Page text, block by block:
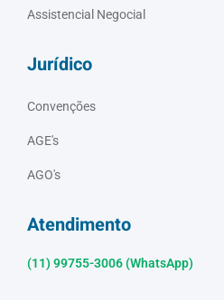
Assistencial Negocial
Jurídico
Convenções
AGE's
AGO's
Atendimento
(11) 99755-3006 (WhatsApp)